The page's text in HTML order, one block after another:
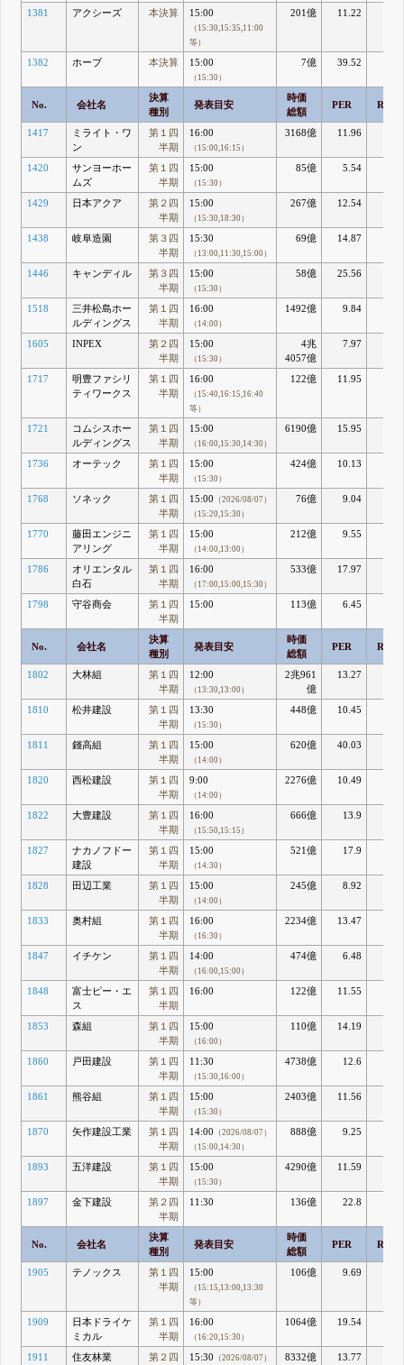
1381 アクシーズ 本決算 15:00
（15:30,15:35,11:00
等）
201億 11.22
1382 ホーブ 本決算 15:00
（15:30）
7億 39.52
No. 会社名
決算
種別
発表目安
時価
総額
PER ROE
1417
ミライト・ワ
ン
第１四
半期
16:00
（15:00,16:15）
3168億 11.96
1420
サンヨーホー
ムズ
第１四
半期
15:00
（15:30）
85億 5.54
1429 日本アクア
第２四
半期
15:00
（15:30,18:30）
267億 12.54
1438 岐阜造園
第３四
半期
15:30
（13:00,11:30,15:00）
69億 14.87
1446 キャンディル
第３四
半期
15:00
（15:30）
58億 25.56
1518
三井松島ホー
ルディングス
第１四
半期
16:00
（14:00）
1492億 9.84
1605 INPEX
第２四
半期
15:00
（15:30）
4兆
4057億
7.97
1717
明豊ファシリ
ティワークス
第１四
半期
16:00
（15:40,16:15,16:40
等）
122億 11.95
1721
コムシスホー
ルディングス
第１四
半期
15:00
（16:00,15:30,14:30）
6190億 15.95
1736 オーテック
第１四
半期
15:00
（15:30）
424億 10.13
1768 ソネック
第１四
半期
15:00 （2026/08/07）
（15:20,15:30）
76億 9.04
1770
藤田エンジニ
アリング
第１四
半期
15:00
（14:00,13:00）
212億 9.55
1786
オリエンタル
白石
第１四
半期
16:00
（17:00,15:00,15:30）
533億 17.97
1798 守谷商会
第１四
半期
15:00 113億 6.45
No. 会社名
決算
種別
発表目安
時価
総額
PER ROE
1802 大林組
第１四
半期
12:00
（13:30,13:00）
2兆961
億
13.27
1810 松井建設
第１四
半期
13:30
（15:30）
448億 10.45
1811 錢高組
第１四
半期
15:00
（14:00）
620億 40.03
1820 西松建設
第１四
半期
9:00
（14:00）
2276億 10.49
1822 大豊建設
第１四
半期
16:00
（15:50,15:15）
666億 13.9
1827
ナカノフドー
建設
第１四
半期
15:00
（14:30）
521億 17.9
1828 田辺工業
第１四
半期
15:00
（14:00）
245億 8.92
1833 奥村組
第１四
半期
16:00
（16:30）
2234億 13.47
1847 イチケン
第１四
半期
14:00
（16:00,15:00）
474億 6.48
1848
富士ピー・エ
ス
第１四
半期
16:00 122億 11.55
1853 森組
第１四
半期
15:00
（16:00）
110億 14.19
1860 戸田建設
第１四
半期
11:30
（15:30,16:00）
4738億 12.6
1861 熊谷組
第１四
半期
15:00
（15:30）
2403億 11.56
1870 矢作建設工業
第１四
半期
14:00 （2026/08/07）
（15:00,14:30）
888億 9.25
1893 五洋建設
第１四
半期
15:00
（15:30）
4290億 11.59
1897 金下建設
第２四
半期
11:30 136億 22.8
No. 会社名
決算
種別
発表目安
時価
総額
PER ROE
1905 テノックス
第１四
半期
15:00
（15:15,13:00,13:30
等）
106億 9.69
1909
日本ドライケ
ミカル
第１四
半期
16:00
（16:20,15:30）
1064億 19.54
1911 住友林業
第２四
15:30 （2026/08/07）
8332億 13.77